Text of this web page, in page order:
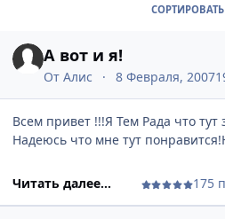
А вот и я!
От Алис 8 Февраля, 2007
Всем привет !!!Я Тем Рада что тут
Надеюсь что мне тут
Читать далее... 175